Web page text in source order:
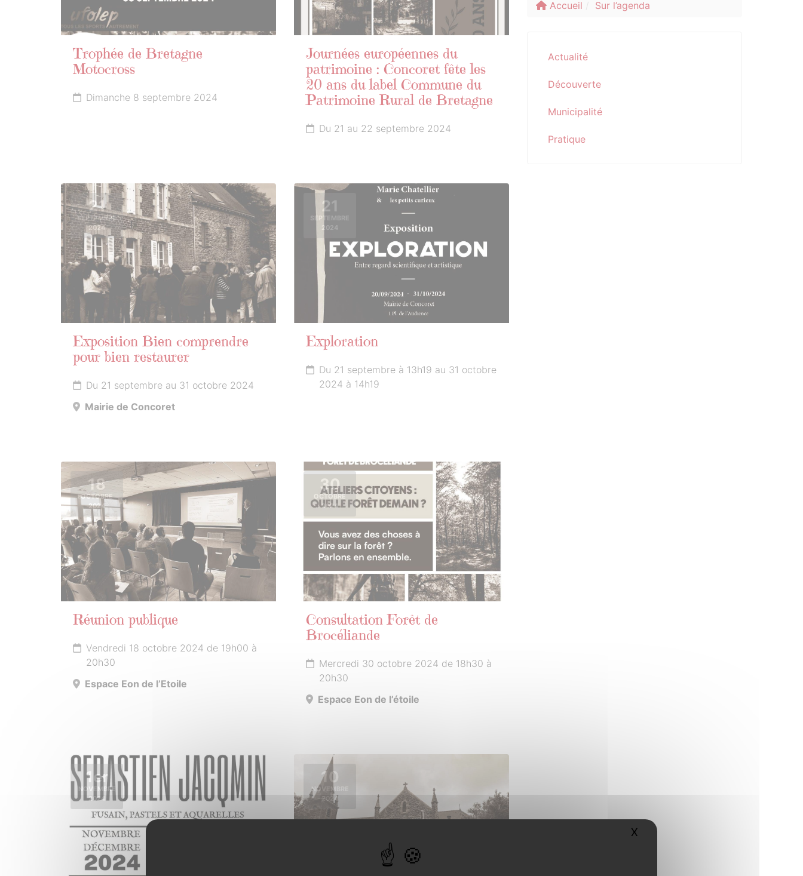
Trophée de Bretagne
Motocross
Dimanche 8 septembre 2024
Journées européennes du
patrimoine : Concoret fête les
20 ans du label Commune du
Patrimoine Rural de Bretagne
Du 21 au 22 septembre 2024
21
SEPTEMBRE
2024
Exposition Bien comprendre
pour bien restaurer
Du 21 septembre au 31 octobre 2024
Mairie de Concoret
21
SEPTEMBRE
2024
Exploration
Du 21 septembre à 13h19 au 31 octobre
2024 à 14h19
18
OCTOBRE
2024
Réunion publique
Vendredi 18 octobre 2024 de 19h00 à
20h30
Espace Eon de l’Etoile
30
OCTOBRE
2024
Consultation Forêt de
Brocéliande
Mercredi 30 octobre 2024 de 18h30 à
20h30
Espace Eon de l’étoile
1er
NOVEMBRE
2024
10
NOVEMBRE
2024
Accueil Sur l’agenda
Actualité
Découverte
Municipalité
Pratique
X Masquer le bandeau des cookies